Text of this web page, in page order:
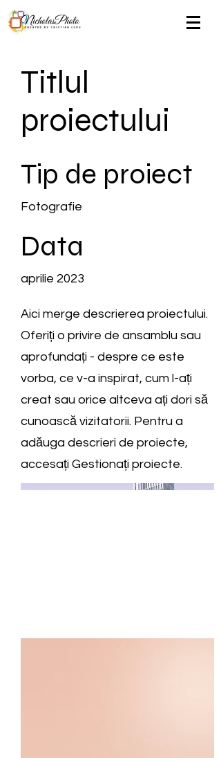
Titlul
proiectului
Tip de proiect
Fotografie
Data
aprilie 2023
Aici merge descrierea proiectului.
Oferiți o privire de ansamblu sau
aprofundați - despre ce este
vorba, ce v-a inspirat, cum l-ați
creat sau orice altceva ați dori să
cunoască vizitatorii. Pentru a
adăuga descrieri de proiecte,
accesați Gestionați proiecte.